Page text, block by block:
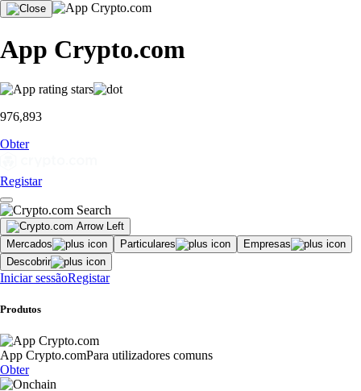
App Crypto.com
976,893
Obter
Registar
Mercados Particulares
Empresas
Descobrir
Iniciar sessãoRegistar
Produtos
App Crypto.comPara utilizadores comuns
Obter